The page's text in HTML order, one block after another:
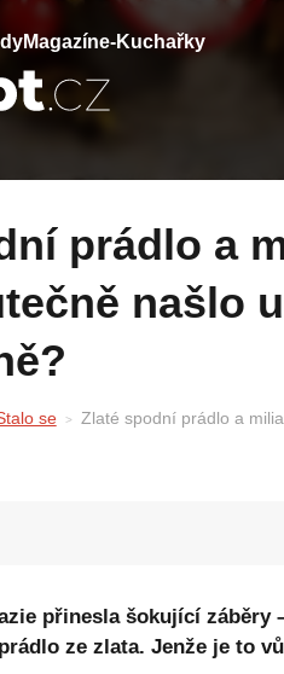
Magazíne-Kuchařky
našlo
se
Zlaté spodní prádlo a
přinesla šokující záběry
ze zlata. Jenže je to